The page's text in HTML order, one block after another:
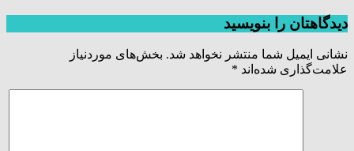
دیدگاهتان را بنویسید
نشانی ایمیل شما منتشر نخواهد شد. بخش‌های موردنیاز
علامت‌گذاری شده‌اند *